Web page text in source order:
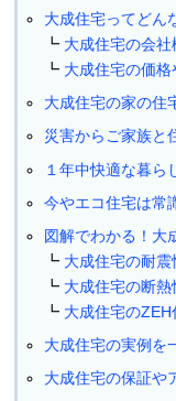
大成住宅ってどん
大成住宅の会社
大成住宅の価
大成住宅の家の住
災害からご家族と
１年中快適な暮ら
今やエコ住宅は常
図解でわかる！大
大成住宅の耐
大成住宅の断
大成住宅の
大成住宅の実例を
大成住宅の保証や